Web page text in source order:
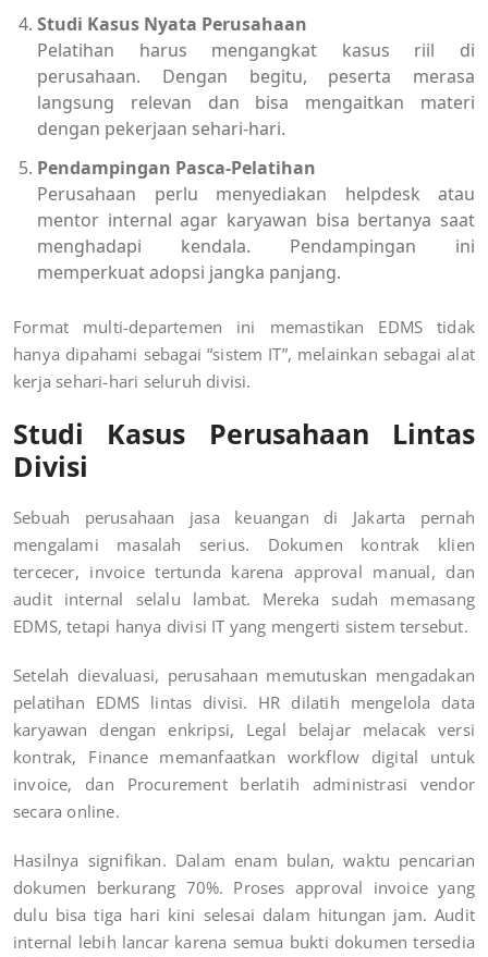
Studi Kasus Nyata Perusahaan
Pelatihan harus mengangkat kasus riil di
perusahaan. Dengan begitu, peserta merasa
langsung relevan dan bisa mengaitkan materi
dengan pekerjaan sehari-hari.
Pendampingan Pasca-Pelatihan
Perusahaan perlu menyediakan helpdesk atau
mentor internal agar karyawan bisa bertanya saat
menghadapi kendala. Pendampingan ini
memperkuat adopsi jangka panjang.
Format multi-departemen ini memastikan EDMS tidak
hanya dipahami sebagai “sistem IT”, melainkan sebagai alat
kerja sehari-hari seluruh divisi.
Studi Kasus Perusahaan Lintas
Divisi
Sebuah perusahaan jasa keuangan di Jakarta pernah
mengalami masalah serius. Dokumen kontrak klien
tercecer, invoice tertunda karena approval manual, dan
audit internal selalu lambat. Mereka sudah memasang
EDMS, tetapi hanya divisi IT yang mengerti sistem tersebut.
Setelah dievaluasi, perusahaan memutuskan mengadakan
pelatihan EDMS lintas divisi. HR dilatih mengelola data
karyawan dengan enkripsi, Legal belajar melacak versi
kontrak, Finance memanfaatkan workflow digital untuk
invoice, dan Procurement berlatih administrasi vendor
secara online.
Hasilnya signifikan. Dalam enam bulan, waktu pencarian
dokumen berkurang 70%. Proses approval invoice yang
dulu bisa tiga hari kini selesai dalam hitungan jam. Audit
internal lebih lancar karena semua bukti dokumen tersedia